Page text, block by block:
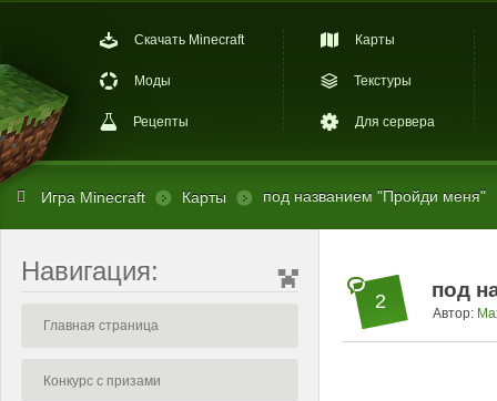
Скачать Minecraft
Моды
Рецепты
Карты
Текстуры
Для сервера
Игра Minecraft Карты под названием "Пройди меня"
Навигация:
Главная страница
Конкурс с призами
2 под
Автор: